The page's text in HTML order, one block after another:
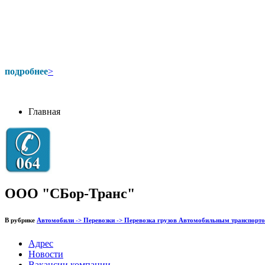
подробнее>
Главная
ООО "СБор-Транс"
В рубрике Автомобили -> Перевозки -> Перевозка грузов Автомобильным
Адрес
Новости